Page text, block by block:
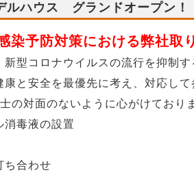
ルハウス グランドオープン！
染予防対策における弊社取
型コロナウイルスの流行を抑制す
と安全を最優先に考え、対応して
の対面のないように心がけており
消毒液の設置
ち合わせ